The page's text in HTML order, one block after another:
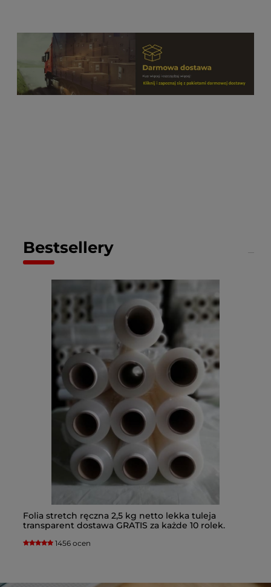
Bestsellery
Folia stretch ręczna 2,5 kg netto lekka tuleja
transparent dostawa GRATIS za każde 10 rolek.
1456 ocen